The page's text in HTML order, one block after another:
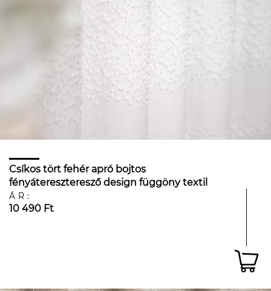
Csíkos tört fehér apró bojtos
fényátereszteresző design függöny textil
ÁR:
10 490 Ft